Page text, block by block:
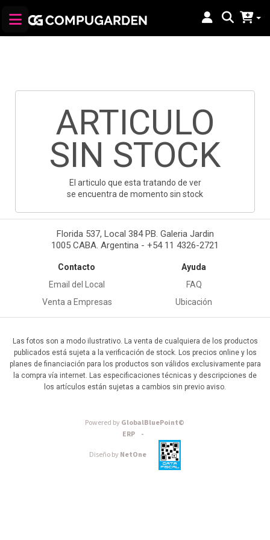
ARTICULO
SIN STOCK
El articulo que esta tratando de ver
se encuentra de momento sin stock
Florida 537, Local 384 PB. Galeria Jardin
1005 CABA. Argentina - +54 11 4326-2721
Contacto
Email del Local
Venta a Empresas
Ayuda
FAQ
Ubicación
Las fotos son a modo ilustrativo. La venta de cualquiera de los productos
publicados está sujeta a la verificación de stock. Los precios online y los
planes de financiación para los productos son válidos exclusivamente para
la compra vía internet. Las especificaciones técnicas y descripciones de
los artículos están sujetas a cambios sin previo aviso.
Powered byGlobalBluePoint©
ERP -
Diseño byNetOne